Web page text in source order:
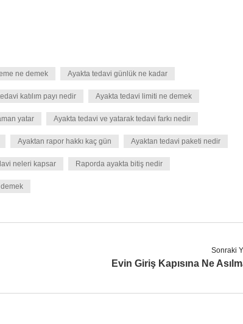
ne demek Ayakta tedavi günlük ne kadar
katılım payı nedir Ayakta tedavi limiti ne demek
yatar Ayakta tedavi ve yatarak tedavi farkı nedir
Ayaktan rapor hakkı kaç gün Ayaktan tedavi paketi nedir
neleri kapsar Raporda ayakta bitiş nedir
Sonraki
Evin Giriş Kapısına Ne